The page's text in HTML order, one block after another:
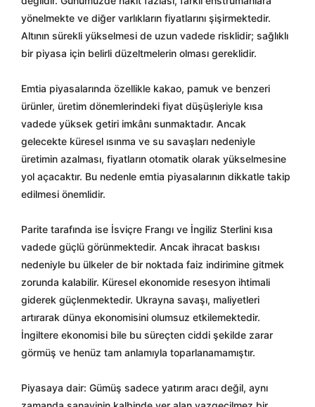
yönelmekte ve diğer varlıkların fiyatlarını şişirmektedir.
Altının sürekli yükselmesi de uzun vadede risklidir; sağlıklı
bir piyasa için belirli düzeltmelerin olması gereklidir.
Emtia piyasalarında özellikle kakao, pamuk ve benzeri
ürünler, üretim dönemlerindeki fiyat düşüşleriyle kısa
vadede yüksek getiri imkânı sunmaktadır. Ancak
gelecekte küresel ısınma ve su savaşları nedeniyle
üretimin azalması, fiyatların otomatik olarak yükselmesine
yol açacaktır. Bu nedenle emtia piyasalarının dikkatle takip
edilmesi önemlidir.
Parite tarafında ise İsviçre Frangı ve İngiliz Sterlini kısa
vadede güçlü görünmektedir. Ancak ihracat baskısı
nedeniyle bu ülkeler de bir noktada faiz indirimine gitmek
zorunda kalabilir. Küresel ekonomide resesyon ihtimali
giderek güçlenmektedir. Ukrayna savaşı, maliyetleri
artırarak dünya ekonomisini olumsuz etkilemektedir.
İngiltere ekonomisi bile bu süreçten ciddi şekilde zarar
görmüş ve henüz tam anlamıyla toparlanamamıştır.
Piyasaya dair: Gümüş sadece yatırım aracı değil, aynı